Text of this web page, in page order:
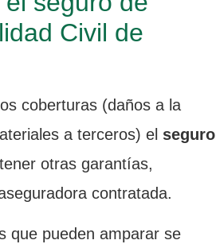
Civil de
coberturas (daños a la
a terceros) el seguro
otras garantías,
contratada.
que pueden amparar se